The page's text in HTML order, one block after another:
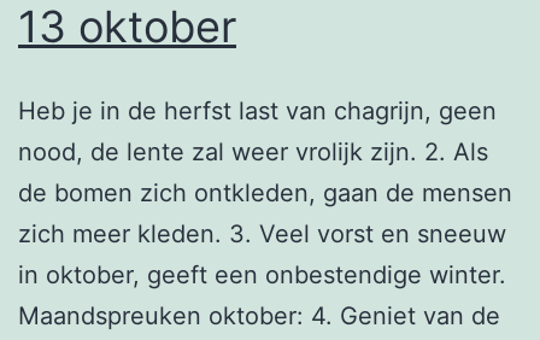
13 oktober
Heb je in de herfst last van chagrijn, geen
nood, de lente zal weer vrolijk zijn. 2. Als
de bomen zich ontkleden, gaan de mensen
zich meer kleden. 3. Veel vorst en sneeuw
in oktober, geeft een onbestendige winter.
Maandspreuken oktober: 4. Geniet van de